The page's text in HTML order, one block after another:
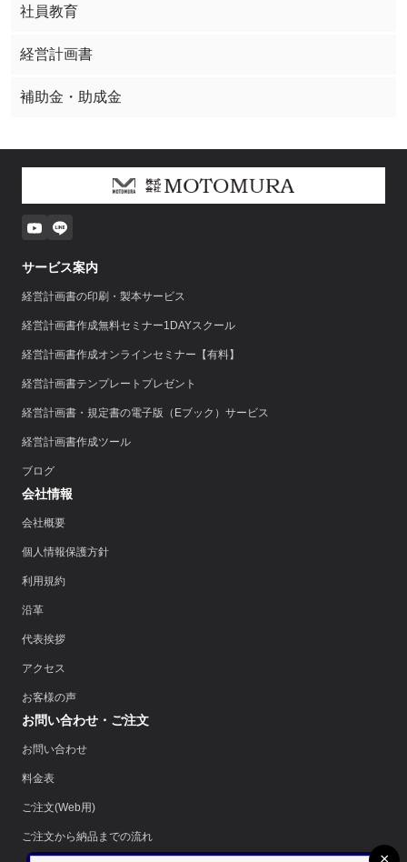
社員教育
経営計画書
補助金・助成金
サービス案内
経営計画書の印刷・製本サービス
経営計画書作成無料セミナー1DAYスクール
経営計画書作成オンラインセミナー【有料】
経営計画書テンプレートプレゼント
経営計画書・規定書の電子版（Eブック）サービス
経営計画書作成ツール
ブログ
会社情報
会社概要
個人情報保護方針
利用規約
沿革
代表挨拶
アクセス
お客様の声
お問い合わせ・ご注文
お問い合わせ
料金表
ご注文(Web用)
ご注文から納品までの流れ